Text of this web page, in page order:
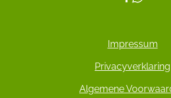
Impressum
Privacyverklaring
Algemene